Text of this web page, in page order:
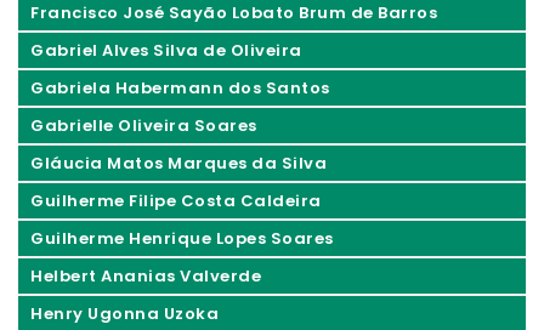
Francisco José Sayão Lobato Brum de Barros
Gabriel Alves Silva de Oliveira
Gabriela Habermann dos Santos
Gabrielle Oliveira Soares
Gláucia Matos Marques da Silva
Guilherme Filipe Costa Caldeira
Guilherme Henrique Lopes Soares
Helbert Ananias Valverde
Henry Ugonna Uzoka